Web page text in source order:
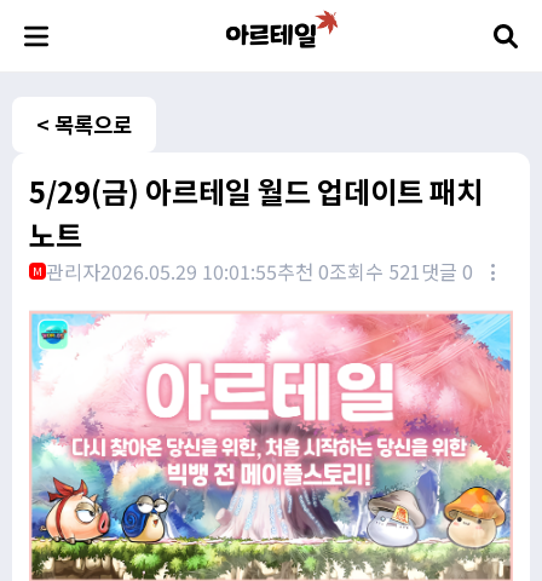
< 목록으로
5/29(금) 아르테일 월드 업데이트 패치
노트
M 관리자2026.05.29 10:01:55추천 0조회수 521댓글 0